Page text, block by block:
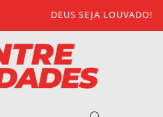
DEUS SEJA LOUVADO!